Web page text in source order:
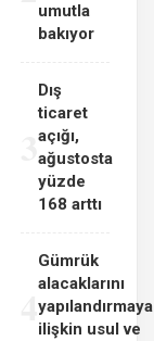
umutla
bakıyor
3
Dış
ticaret
açığı,
ağustosta
yüzde
168 arttı
4
Gümrük
alacaklarını
yapılandırmaya
ilişkin usul ve